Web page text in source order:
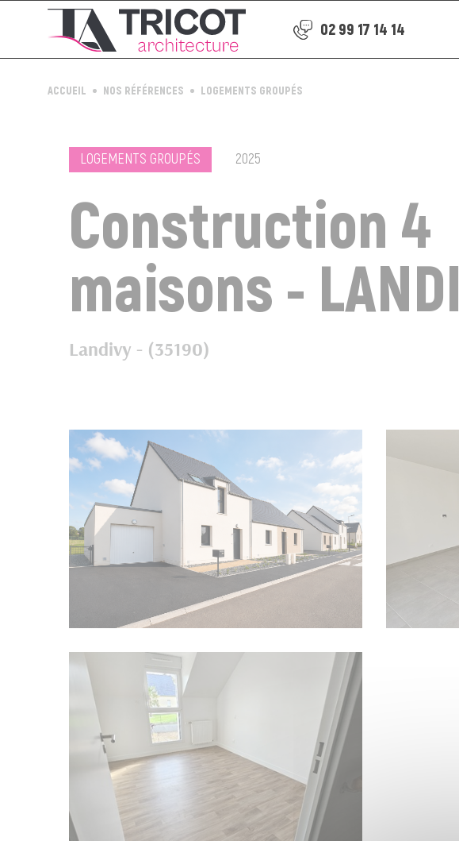
02 99 17 14 14
ACCUEIL NOS RÉFÉRENCES LOGEMENTS GROUPÉS
LOGEMENTS GROUPÉS 2025
Construction 4
maisons -
Landivy - (35190)